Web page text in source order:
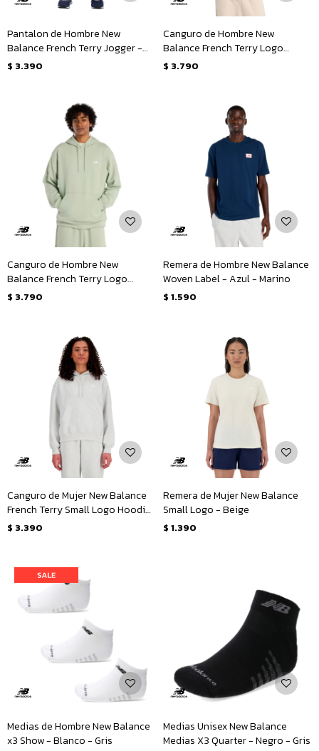
Pantalon de Hombre New
Balance French Terry Jogger -
Azul - Marino
$ 3.390
Canguro de Hombre New
Balance French Terry Logo
Hoodie - Beige
$ 3.790
Canguro de Hombre New
Balance French Terry Logo
Hoodie - Verde Claro
$ 3.790
Remera de Hombre New Balance
Woven Label - Azul - Marino
$ 1.590
Canguro de Mujer New Balance
French Terry Small Logo Hoodie
- Gris
$ 3.390
Remera de Mujer New Balance
Small Logo - Beige
$ 1.390
Medias de Hombre New Balance
x3 Show - Blanco - Gris
Medias Unisex New Balance
Medias X3 Quarter - Negro - Gris